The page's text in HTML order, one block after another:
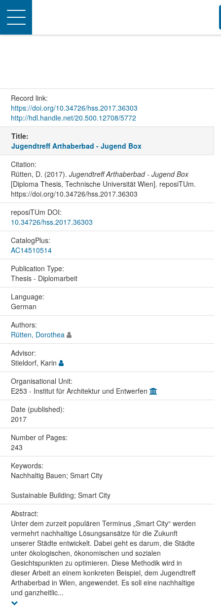
Toggle
navigation
Record link:
https://doi.org/10.34726/hss.2017.36303
http://hdl.handle.net/20.500.12708/5772
Title:
Jugendtreff Arthaberbad - Jugend Box
Citation:
Rütten, D. (2017). Jugendtreff Arthaberbad - Jugend Box
[Diploma Thesis, Technische Universität Wien]. reposiTUm.
https://doi.org/10.34726/hss.2017.36303
reposiTUm DOI:
10.34726/hss.2017.36303
CatalogPlus:
AC14510514
Publication Type:
Thesis - Diplomarbeit
Language:
German
Authors:
Rütten, Dorothea
Advisor:
Stieldorf, Karin
Organisational Unit:
E253 - Institut für Architektur und Entwerfen
Date (published):
2017
Number of Pages:
243
Keywords:
Nachhaltig Bauen; Smart City
Sustainable Building; Smart City
Abstract:
Unter dem zurzeit populären Terminus „Smart City“ werden
vermehrt nachhaltige Lösungsansätze für die Zukunft
unserer Städte entwickelt. Dabei geht es darum, die Städte
unter ökologischen, ökonomischen und sozialen
Gesichtspunkten zu optimieren. Diese Methodik wird in
dieser Arbeit an einem konkreten Beispiel, dem Jugendtreff
Arthaberbad in Wien, angewendet. Es soll eine nachhaltige
und ganzheitlic...